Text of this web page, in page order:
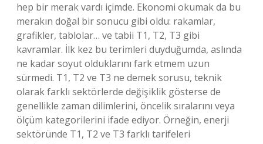
hep bir merak vardı içimde. Ekonomi okumak da bu
merakın doğal bir sonucu gibi oldu: rakamlar,
grafikler, tablolar… ve tabii T1, T2, T3 gibi
kavramlar. İlk kez bu terimleri duyduğumda, aslında
ne kadar soyut olduklarını fark etmem uzun
sürmedi. T1, T2 ve T3 ne demek sorusu, teknik
olarak farklı sektörlerde değişiklik gösterse de
genellikle zaman dilimlerini, öncelik sıralarını veya
ölçüm kategorilerini ifade ediyor. Örneğin, enerji
sektöründe T1, T2 ve T3 farklı tarifeleri